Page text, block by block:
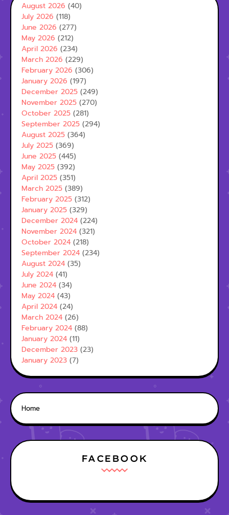
August 2026 (40)
July 2026 (118)
June 2026 (277)
May 2026 (212)
April 2026 (234)
March 2026 (229)
February 2026 (306)
January 2026 (197)
December 2025 (249)
November 2025 (270)
October 2025 (281)
September 2025 (294)
August 2025 (364)
July 2025 (369)
June 2025 (445)
May 2025 (392)
April 2025 (351)
March 2025 (389)
February 2025 (312)
January 2025 (329)
December 2024 (224)
November 2024 (321)
October 2024 (218)
September 2024 (234)
August 2024 (35)
July 2024 (41)
June 2024 (34)
May 2024 (43)
April 2024 (24)
March 2024 (26)
February 2024 (88)
January 2024 (11)
December 2023 (23)
January 2023 (7)
Home
FACEBOOK